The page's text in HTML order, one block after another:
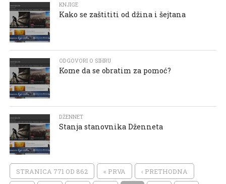
KNJIGE
Kako se zaštititi od džina i šejtana
ODGOVORI O SIHRU
Kome da se obratim za pomoć?
DŽENNET
Stanja stanovnika Dženneta
STRANICA 771 OD 862 « PRVA ‹ PRETHODNA